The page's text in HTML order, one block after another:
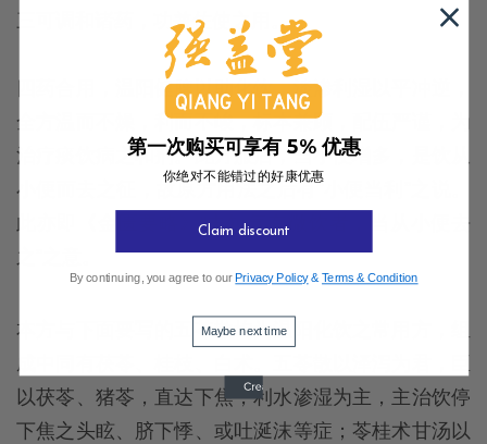
三可调和诸药，功兼佐使之用。
四药合用，温阳健脾以助化饮，淡渗利湿以平冲逆，
全方温而不燥，利而不峻，标本兼顾，配伍严谨，为
治疗痰饮病之和剂。此方服后，当小便增多，是饮从
小便而去之征，故原方用法之后有“小便当利”之说。
此亦即《金匮要略》“夫短气有微饮者，当从小便去
之”之意。
本方与下面要写的五苓散均为温阳化饮之常用方，组
成中同有茯苓、桂枝、白术。五苓散以泽泻为君，臣
以茯苓、猪苓，直达下焦，利水渗湿为主，主治饮停
下焦之头眩、脐下悸、或吐涎沫等症；苓桂术甘汤以
第一次购买可享有 5% 优惠
你绝对不能错过的好康优惠
Claim discount
By continuing, you agree to our Privacy Policy&Terms & Condition
Maybe next time